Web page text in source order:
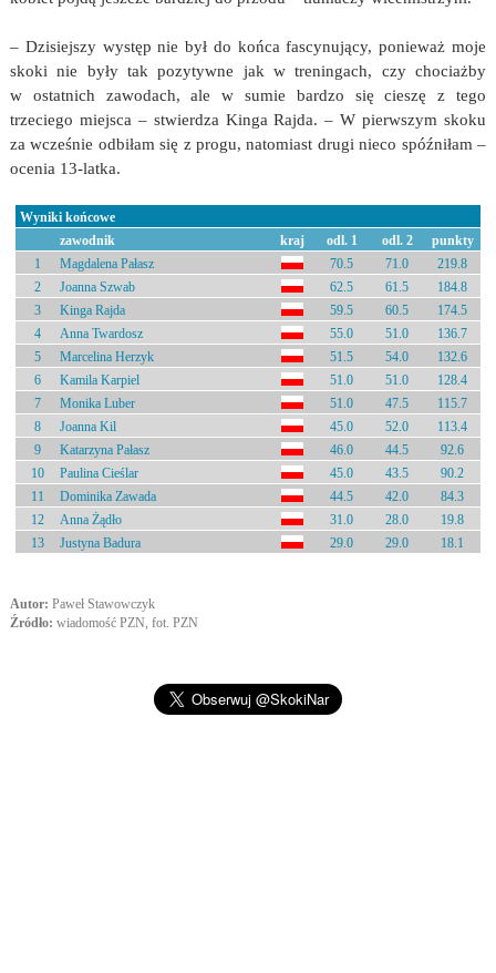
– Dzisiejszy występ nie był do końca fascynujący, ponieważ moje
skoki nie były tak pozytywne jak w treningach, czy chociażby
w ostatnich zawodach, ale w sumie bardzo się cieszę z tego
trzeciego miejsca – stwierdza Kinga Rajda. – W pierwszym skoku
za wcześnie odbiłam się z progu, natomiast drugi nieco spóźniłam –
ocenia 13-latka.
Wyniki końcowe
zawodnik
kraj odl. 1 odl. 2
punkty
1
Magdalena Pałasz 70.5 71.0
219.8
2
Joanna Szwab 62.5 61.5
184.8
3
Kinga Rajda 59.5 60.5
174.5
4
Anna Twardosz 55.0 51.0
136.7
5
Marcelina Herzyk 51.5 54.0
132.6
6
Kamila Karpiel 51.0 51.0
128.4
7
Monika Luber 51.0 47.5
115.7
8
Joanna Kil 45.0 52.0
113.4
9
Katarzyna Pałasz 46.0 44.5
92.6
10
Paulina Cieślar 45.0 43.5
90.2
11
Dominika Zawada 44.5 42.0
84.3
12
Anna Żądło 31.0 28.0
19.8
13
Justyna Badura 29.0 29.0 18.1
Autor: Paweł Stawowczyk
Źródło: wiadomość PZN, fot. PZN